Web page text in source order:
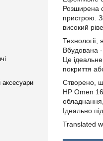
Розширена
пристрою.
високий
Вбудована -
Це
покриття
Створено,
HP Omen
обладнання,
Ідеально
Translated
аксесуари